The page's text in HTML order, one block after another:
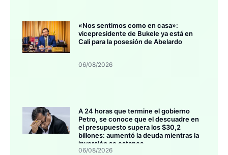
«Nos sentimos como en casa»:
vicepresidente de Bukele ya está en
Cali para la posesión de Abelardo
06/08/2026
A 24 horas que termine el gobierno
Petro, se conoce que el descuadre en
el presupuesto supera los $30,2
billones: aumentó la deuda mientras la
inversión se estanca
06/08/2026